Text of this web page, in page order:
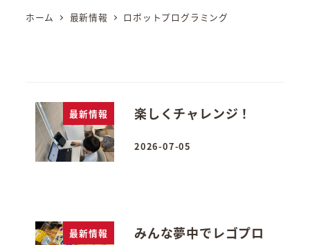
ホーム 最新情報 ロボットプログラミング
最新情報 楽しくチャレンジ！
投稿日
2026-07-05
最新情報
みんな夢中でレゴプロ